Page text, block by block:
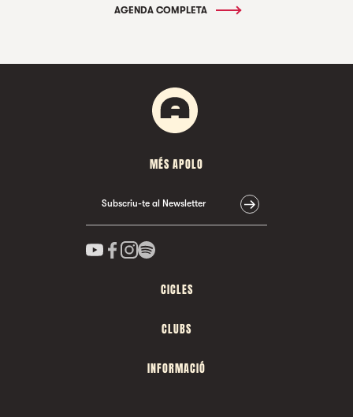
AGENDA COMPLETA
MÉS APOLO
Subscriu-te al Newsletter
CICLES
CLUBS
INFORMACIÓ